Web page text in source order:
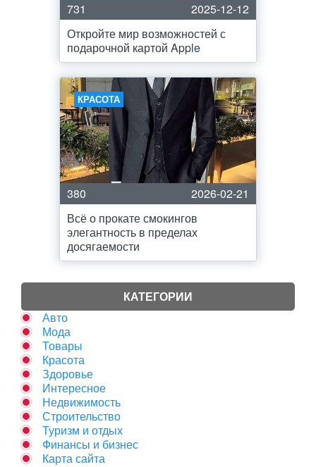
731
2025-12-12
Откройте мир возможностей с
подарочной картой Apple
КРАСОТА
380
2026-02-21
Всё о прокате смокингов
элегантность в пределах
досягаемости
КАТЕГОРИИ
Авто
Мода
Товары
Красота
Здоровье
Интересное
Недвижимость
Строительство
Туризм и отдых
Финансы и бизнес
Карта сайта